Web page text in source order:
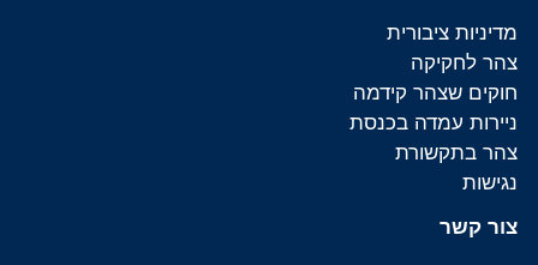
צור קשר
מדיניות ציבורית
צהר לחקיקה
חוקים שצהר קידמה
ניירות עמדה בכנסת
צהר בתקשורת
נגישות